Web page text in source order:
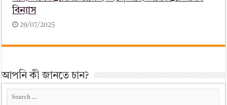
বিন্যাস
29/07/2025
আপনি কী জানতে চান?